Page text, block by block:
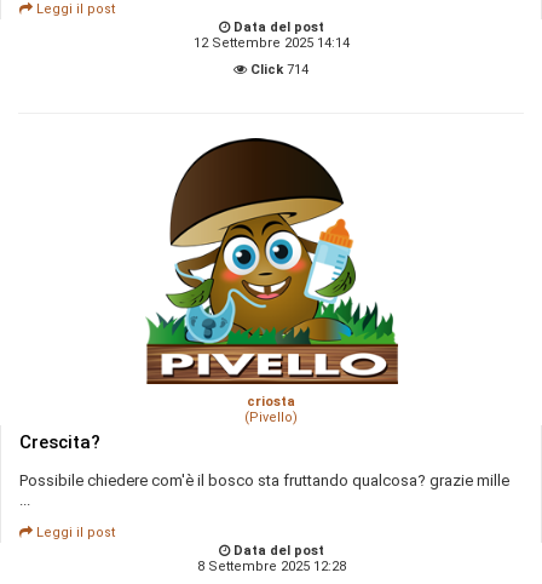
Leggi il post
Data del post
12 Settembre 2025 14:14
Click 714
criosta
(Pivello)
Crescita?
Possibile chiedere com'è il bosco sta fruttando qualcosa? grazie mille
...
Leggi il post
Data del post
8 Settembre 2025 12:28